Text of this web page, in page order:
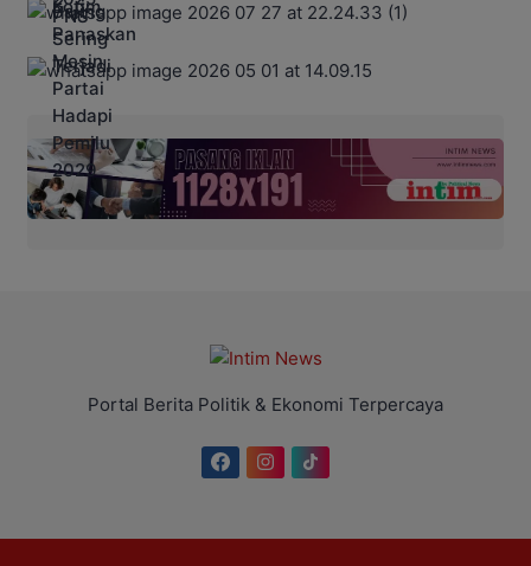
Portal Berita Politik & Ekonomi Terpercaya